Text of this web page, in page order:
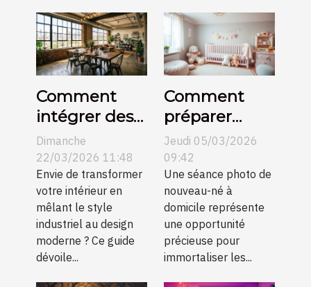
Comment
intégrer des
meubles
industriels
dans un
décor
moderne ?
Dimanche
22/03/2026 11:48
Envie de transformer
votre intérieur en
mêlant le style
industriel au design
moderne ? Ce guide
dévoile...
Comment
préparer
votre maison
pour une
séance photo
de nouveau-
né?
Jeudi 05/03/2026
09:42
Une séance photo de
nouveau-né à
domicile représente
une opportunité
précieuse pour
immortaliser les...